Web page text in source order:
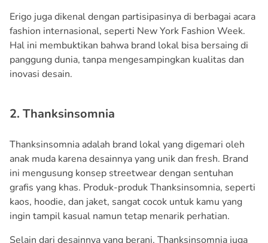
Erigo juga dikenal dengan partisipasinya di berbagai acara
fashion internasional, seperti New York Fashion Week.
Hal ini membuktikan bahwa brand lokal bisa bersaing di
panggung dunia, tanpa mengesampingkan kualitas dan
inovasi desain.
2. Thanksinsomnia
Thanksinsomnia adalah brand lokal yang digemari oleh
anak muda karena desainnya yang unik dan fresh. Brand
ini mengusung konsep streetwear dengan sentuhan
grafis yang khas. Produk-produk Thanksinsomnia, seperti
kaos, hoodie, dan jaket, sangat cocok untuk kamu yang
ingin tampil kasual namun tetap menarik perhatian.
Selain dari desainnya yang berani, Thanksinsomnia juga